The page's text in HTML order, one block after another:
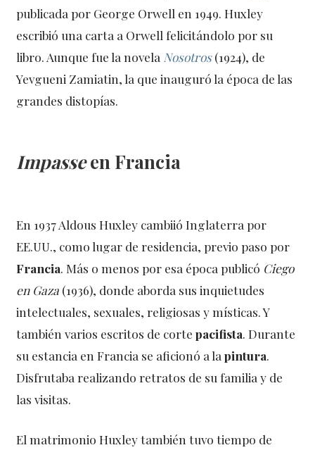
publicada por George Orwell en 1949. Huxley
escribió una carta a Orwell felicitándolo por su
libro. Aunque fue la novela Nosotros(1924), de
Yevgueni Zamiatin, la que inauguró la época de las
grandes distopías.
Impasseen Francia
En 1937 Aldous Huxley cambiió Inglaterra por
EE.UU., como lugar de residencia, previo paso por
Francia. Más o menos por esa época publicó Ciego
en Gaza (1936), donde aborda sus inquietudes
intelectuales, sexuales, religiosas y místicas. Y
también varios escritos de cortepacifista. Durante
su estancia en Francia se aficionó a lapintura.
Disfrutaba realizando retratos de su familia y de
las visitas.
El matrimonio Huxley también tuvo tiempo de